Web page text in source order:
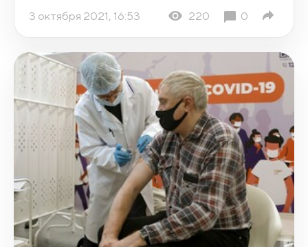
3 октября 2021, 16:53 220 0